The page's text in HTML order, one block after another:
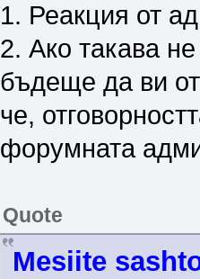
1. Реакция от
2. Ако такава
бъдеще да ви
че,
форумната
Quote
Mesiite